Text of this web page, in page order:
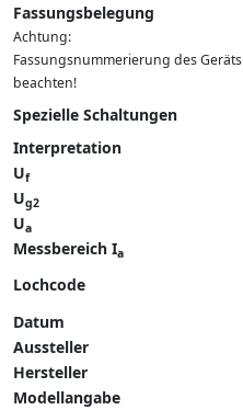
Fassungsbelegung
Achtung:
Fassungsnummerierung des Geräts
beachten!
Spezielle Schaltungen
Interpretation
Uf
Ug2
Ua
Messbereich Ia
Lochcode
Datum
Aussteller
Hersteller
Modellangabe